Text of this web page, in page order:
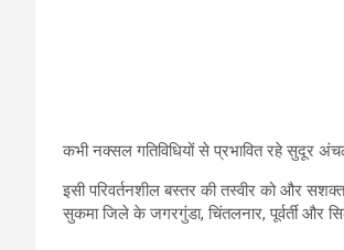
कभी नक्सल गतिविधियों से प्रभावित रहे सुदूर
इसी परिवर्तनशील बस्तर की तस्वीर को और
सुकमा जिले के जगरगुंडा, चिंतलनार, पूर्वर्ती और